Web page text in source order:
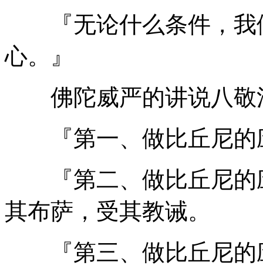
『无论什么条件，我
心。』
佛陀威严的讲说八敬
『第一、做比丘尼的
『第二、做比丘尼的
其布萨，受其教诫。
『第三、做比丘尼的